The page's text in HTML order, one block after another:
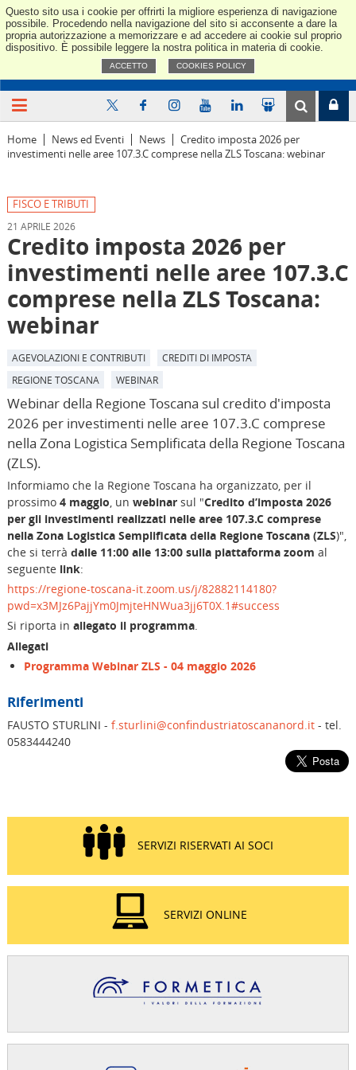
Questo sito usa i cookie per offrirti la migliore esperienza di navigazione
possibile. Procedendo nella navigazione del sito si acconsente a dare la
propria autorizzazione a memorizzare e ad accedere ai cookie sul proprio
dispositivo. È possibile leggere la nostra politica in materia di cookie.
ACCETTO COOKIES POLICY
Home News ed Eventi News
Credito imposta 2026 per
investimenti nelle aree 107.3.C comprese nella ZLS Toscana: webinar
FISCO E TRIBUTI
21 APRILE 2026
Credito imposta 2026 per
investimenti nelle aree 107.3.C
comprese nella ZLS Toscana:
webinar
AGEVOLAZIONI E CONTRIBUTI
CREDITI DI IMPOSTA
REGIONE TOSCANA
WEBINAR
Webinar della Regione Toscana sul credito d'imposta
2026 per investimenti nelle aree 107.3.C comprese
nella Zona Logistica Semplificata della Regione Toscana
(ZLS).
Informiamo che la Regione Toscana ha organizzato, per il
prossimo 4 maggio, un webinarsul "Credito d’imposta 2026
per gli investimenti realizzati nelle aree 107.3.C comprese
nella Zona Logistica Semplificata della Regione Toscana (ZLS)",
che si terrà dalle 11:00 alle 13:00 sulla piattaforma zoom al
seguente link:
https://regione-toscana-it.zoom.us/j/82882114180?
pwd=x3MJz6PajjYm0JmjteHNWua3jj6T0X.1#success
Si riporta in allegato il programma.
Allegati
Programma Webinar ZLS - 04 maggio 2026
Riferimenti
FAUSTO STURLINI - f.sturlini@confindustriatoscananord.it- tel.
0583444240
SERVIZI RISERVATI AI SOCI
SERVIZI ONLINE